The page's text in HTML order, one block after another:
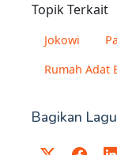
Topik Terkait
Jokowi
Rumah Adat
Bagikan Lagu